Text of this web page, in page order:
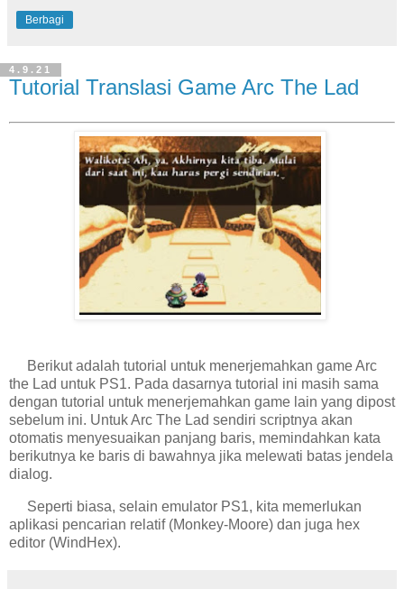
Berbagi
4.9.21
Tutorial Translasi Game Arc The Lad
Berikut adalah tutorial untuk menerjemahkan game Arc
the Lad untuk PS1. Pada dasarnya tutorial ini masih sama
dengan tutorial untuk menerjemahkan game lain yang dipost
sebelum ini. Untuk Arc The Lad sendiri scriptnya akan
otomatis menyesuaikan panjang baris, memindahkan kata
berikutnya ke baris di bawahnya jika melewati batas jendela
dialog.
Seperti biasa, selain emulator PS1, kita memerlukan
aplikasi pencarian relatif (Monkey-Moore) dan juga hex
editor (WindHex).